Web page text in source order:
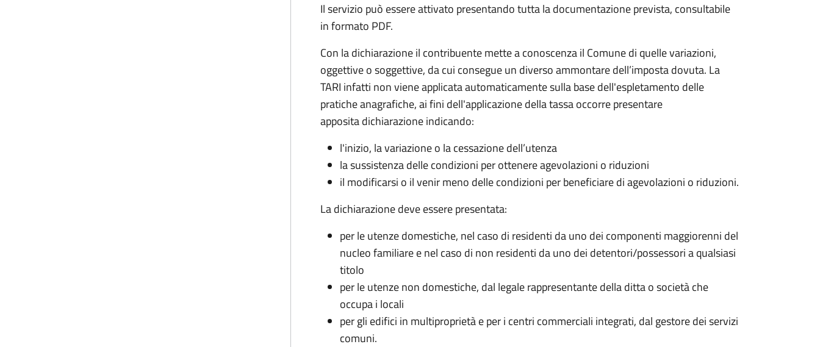
Il servizio può essere attivato presentando tutta la documentazione prevista, consultabile
in formato PDF.
Con la dichiarazione il contribuente mette a conoscenza il Comune di quelle variazioni,
oggettive o soggettive, da cui consegue un diverso ammontare dell’imposta dovuta. La
TARI infatti non viene applicata automaticamente sulla base dell'espletamento delle
pratiche anagrafiche, ai fini dell'applicazione della tassa occorre presentare
apposita dichiarazione indicando:
l'inizio, la variazione o la cessazione dell’utenza
la sussistenza delle condizioni per ottenere agevolazioni o riduzioni
il modificarsi o il venir meno delle condizioni per beneficiare di agevolazioni o riduzioni.
La dichiarazione deve essere presentata:
per le utenze domestiche, nel caso di residenti da uno dei componenti maggiorenni del
nucleo familiare e nel caso di non residenti da uno dei detentori/possessori a qualsiasi
titolo
per le utenze non domestiche, dal legale rappresentante della ditta o società che
occupa i locali
per gli edifici in multiproprietà e per i centri commerciali integrati, dal gestore dei servizi
comuni.